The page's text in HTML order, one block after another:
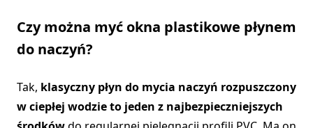
Czy można myć okna plastikowe płynem
do naczyń?
Tak, klasyczny płyn do mycia naczyń rozpuszczony
w ciepłej wodzie to jeden z najbezpieczniejszych